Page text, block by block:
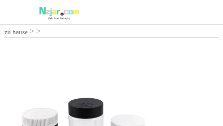
zu hause> >